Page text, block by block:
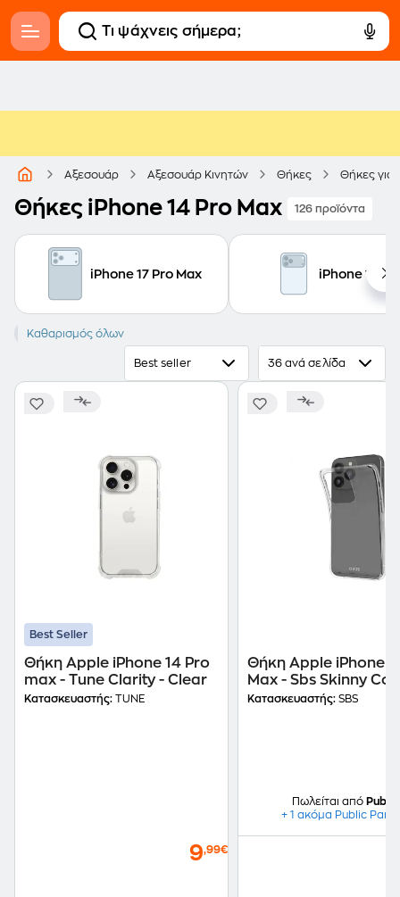
Αξεσουάρ Αξεσουάρ Κινητών Θήκες Θήκες για
Θήκες iPhone 14 Pro Max 126 προϊόντα
iPhone 17 Pro Max iPhone 17
iPhone 14 Pro Max
Καθαρισμός όλων
Best seller 36 ανά σελίδα
Best Seller
Θήκη Apple iPhone 14 Pro
max - Tune Clarity - Clear
Κατασκευαστής: TUNE
9,99€
Θήκη Apple iPhone
Max - Sbs Skinny
Transparent
Κατασκευαστής: SBS
Πωλείται από Public
+ 1 ακόμα Public